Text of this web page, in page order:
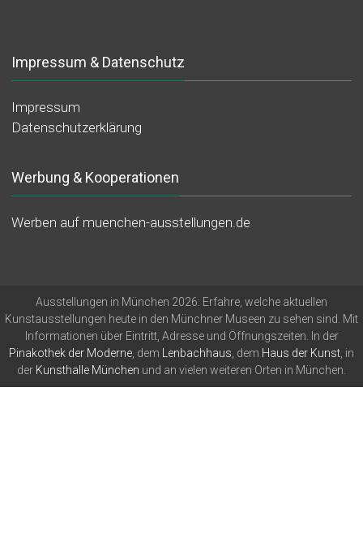
Impressum & Datenschutz
Impressum
Datenschutzerklärung
Werbung & Kooperationen
Werben auf muenchen-ausstellungen.de
Ausstellungen in München 2026: Erfahre, welche aktuellen
Kunstausstellungen heute in den Münchner Museen zu sehen sind. Mit
Informationen über Eintritt, Adresse und Öffnungszeiten. In der
Pinakothek der Moderne , dem Lenbachhaus , dem Haus der Kunst , in
der Kunsthalle München und an vielen weiteren Orten in München.